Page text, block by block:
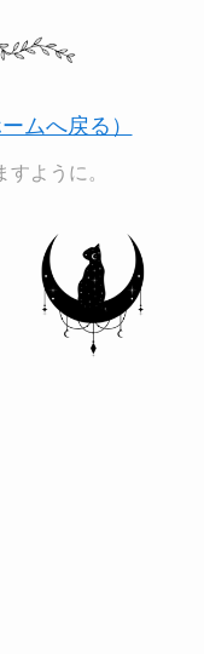
ムへ戻る）
ように。